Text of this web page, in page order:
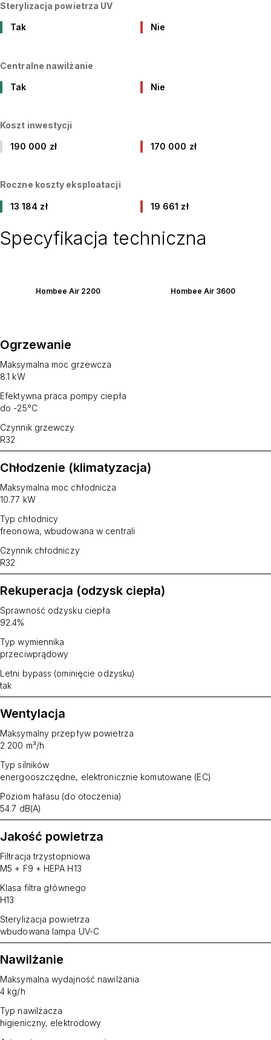
Sterylizacja powietrza UV
Tak Nie
Centralne nawilżanie
Tak Nie
Koszt inwestycji
190 000 zł 170 000 zł
Roczne koszty eksploatacji
13 184 zł 19 661 zł
Specyfikacja techniczna
Hombee Air 2200 Hombee Air 3600
Ogrzewanie
Maksymalna moc grzewcza
8.1 kW
Efektywna praca pompy ciepła
do -25°C
Czynnik grzewczy
R32
Chłodzenie (klimatyzacja)
Maksymalna moc chłodnicza
10.77 kW
Typ chłodnicy
freonowa, wbudowana w centrali
Czynnik chłodniczy
R32
Rekuperacja (odzysk ciepła)
Sprawność odzysku ciepła
92.4%
Typ wymiennika
przeciwprądowy
Letni bypass (ominięcie odzysku)
tak
Wentylacja
Maksymalny przepływ powietrza
2 200 m³/h
Typ silników
energooszczędne, elektronicznie komutowane (EC)
Poziom hałasu (do otoczenia)
54.7 dB(A)
Jakość powietrza
Filtracja trzystopniowa
M5 + F9 + HEPA H13
Klasa filtra głównego
H13
Sterylizacja powietrza
wbudowana lampa UV-C
Nawilżanie
Maksymalna wydajność nawilżania
4 kg/h
Typ nawilżacza
higieniczny, elektrodowy